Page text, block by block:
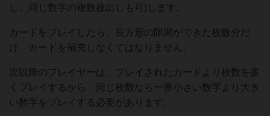
し、同じ数字の複数枚出しも可)します。
カードをプレイしたら、長方形の隙間ができた枚数分だ
け、カードを補充しなくてはなりません。
次以降のプレイヤーは、プレイされたカードより枚数を多
くプレイするから、同じ枚数なら一番小さい数字より大き
い数字をプレイする必要があります。